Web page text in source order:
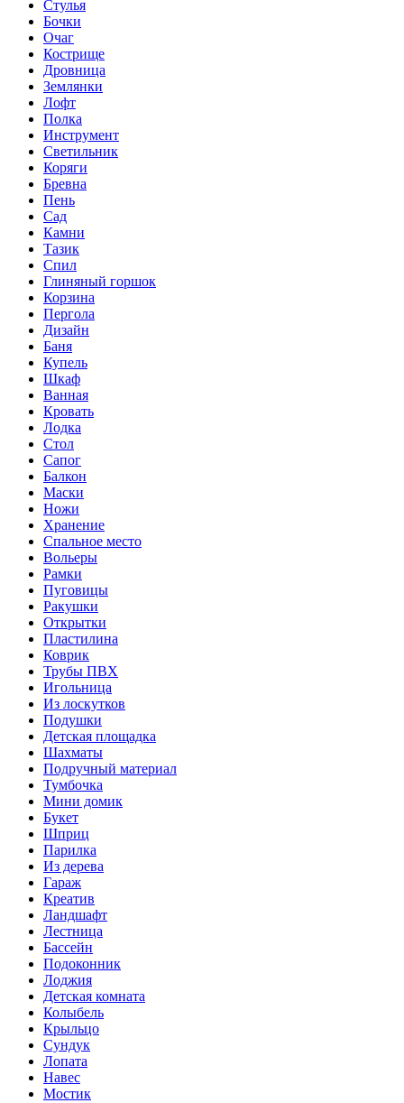
Стулья
Бочки
Очаг
Кострище
Дровница
Землянки
Лофт
Полка
Инструмент
Светильник
Коряги
Бревна
Пень
Сад
Камни
Тазик
Спил
Глиняный горшок
Корзина
Пергола
Дизайн
Баня
Купель
Шкаф
Ванная
Кровать
Лодка
Стол
Сапог
Балкон
Маски
Ножи
Хранение
Спальное место
Вольеры
Рамки
Пуговицы
Ракушки
Открытки
Пластилина
Коврик
Трубы ПВХ
Игольница
Из лоскутков
Подушки
Детская площадка
Шахматы
Подручный материал
Тумбочка
Мини домик
Букет
Шприц
Парилка
Из дерева
Гараж
Креатив
Ландшафт
Лестница
Бассейн
Подоконник
Лоджия
Детская комната
Колыбель
Крыльцо
Сундук
Лопата
Навес
Мостик